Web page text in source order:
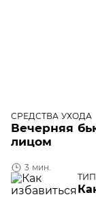
СРЕДСТВА УХОДА
Вечерняя
лицом
3 мин.